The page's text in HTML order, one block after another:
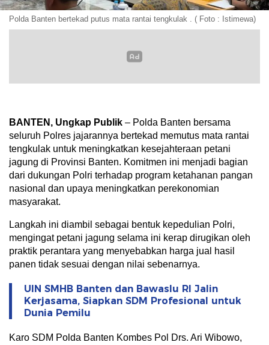
Polda Banten bertekad putus mata rantai tengkulak . ( Foto : Istimewa)
BANTEN, Ungkap Publik – Polda Banten bersama
seluruh Polres jajarannya bertekad memutus mata rantai
tengkulak untuk meningkatkan kesejahteraan petani
jagung di Provinsi Banten. Komitmen ini menjadi bagian
dari dukungan Polri terhadap program ketahanan pangan
nasional dan upaya meningkatkan perekonomian
masyarakat.
Langkah ini diambil sebagai bentuk kepedulian Polri,
mengingat petani jagung selama ini kerap dirugikan oleh
praktik perantara yang menyebabkan harga jual hasil
panen tidak sesuai dengan nilai sebenarnya.
UIN SMHB Banten dan Bawaslu RI Jalin
Kerjasama, Siapkan SDM Profesional untuk
Dunia Pemilu
Karo SDM Polda Banten Kombes Pol Drs. Ari Wibowo,